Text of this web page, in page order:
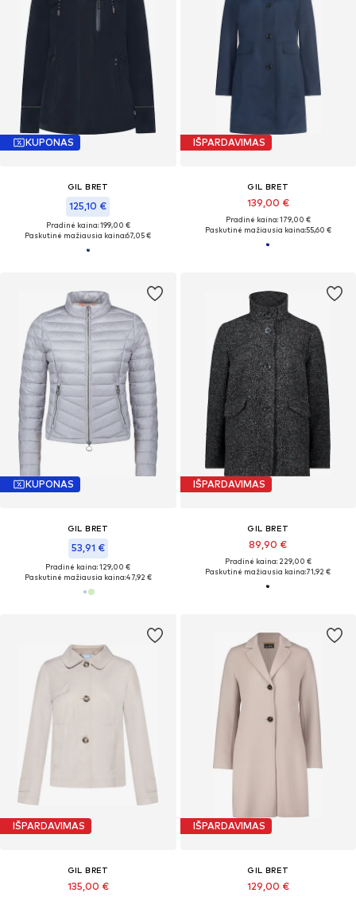
KUPONAS
GIL BRET
125,10 €
Pradinė kaina: 199,00 €
Paskutinė mažiausia kaina:67,05 €
IŠPARDAVIMAS
GIL BRET
139,00 €
Pradinė kaina: 179,00 €
Paskutinė mažiausia kaina:55,60 €
KUPONAS
GIL BRET
53,91 €
Pradinė kaina: 129,00 €
Paskutinė mažiausia kaina:47,92 €
IŠPARDAVIMAS
GIL BRET
89,90 €
Pradinė kaina: 229,00 €
Paskutinė mažiausia kaina:71,92 €
IŠPARDAVIMAS
GIL BRET
135,00 €
IŠPARDAVIMAS
GIL BRET
129,00 €